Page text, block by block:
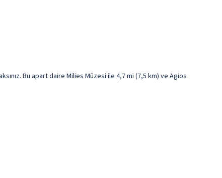
Bu apart daire Milies Müzesi ile 4,7 mi (7,5 km) ve Agios